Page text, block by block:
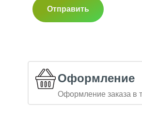
Оформление
Оформление заказа в